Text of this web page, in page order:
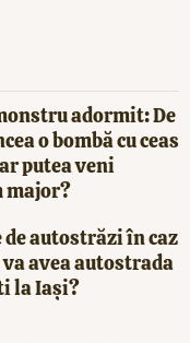
adormit: De
o bombă cu ceas
putea veni
major?
de autostrăzi în caz
avea autostrada
la Iași?